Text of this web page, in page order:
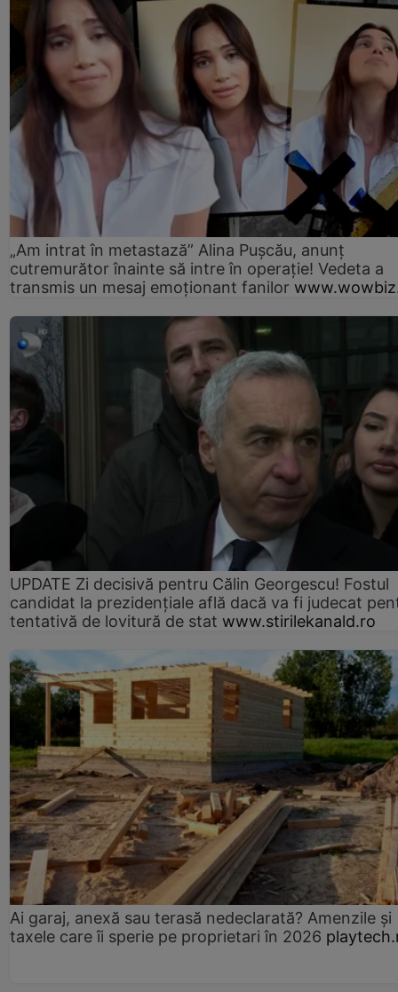
„Am intrat în metastază” Alina Pușcău, anunț
cutremurător înainte să intre în operație! Vedeta a
transmis un mesaj emoționant fanilor
UPDATE Zi decisivă pentru Călin Georgescu! Fostul
candidat la prezidențiale află dacă va fi judecat
tentativă de lovitură de stat www.stirilekanald.ro
Ai garaj, anexă sau terasă nedeclarată? Amenzile și
taxele care îi sperie pe proprietari în 2026